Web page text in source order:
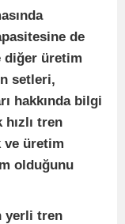
de
diğer üretim
setleri,
hakkında bilgi
tren
ve üretim
olduğunu
yerli tren